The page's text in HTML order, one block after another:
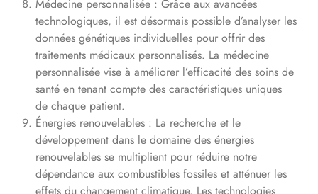
Médecine personnalisée : Grâce aux avancées
technologiques, il est désormais possible d’analyser les
données génétiques individuelles pour offrir des
traitements médicaux personnalisés. La médecine
personnalisée vise à améliorer l’efficacité des soins de
santé en tenant compte des caractéristiques uniques
de chaque patient.
Énergies renouvelables : La recherche et le
développement dans le domaine des énergies
renouvelables se multiplient pour réduire notre
dépendance aux combustibles fossiles et atténuer les